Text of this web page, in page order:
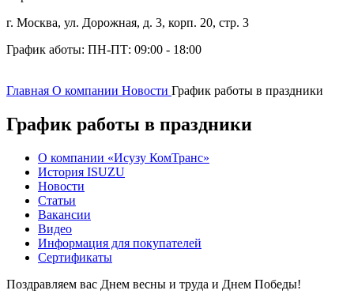
г. Москва, ул. Дорожная, д. 3, корп. 20, стр. 3
График аботы: ПН-ПТ: 09:00 - 18:00
Главная О компании Новости График работы в праздники
График работы в праздники
О компании «Исузу КомТранс»
История ISUZU
Новости
Статьи
Вакансии
Видео
Информация для покупателей
Сертификаты
Поздравляем вас Днем весны и труда и Днем Победы!